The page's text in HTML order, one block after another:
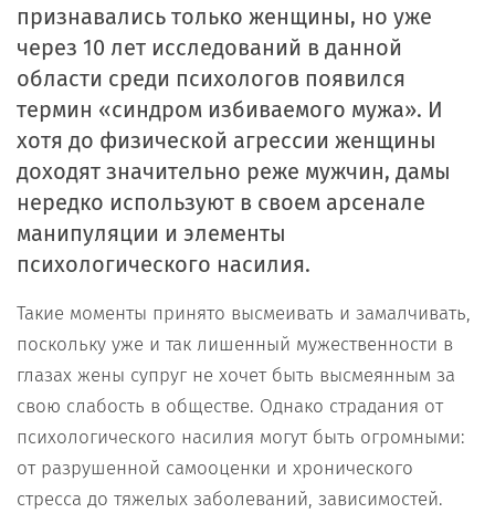
признавались только женщины, но уже
через 10 лет исследований в данной
области среди психологов появился
термин «синдром избиваемого мужа». И
хотя до физической агрессии женщины
доходят значительно реже мужчин, дамы
нередко используют в своем арсенале
манипуляции и элементы
психологического насилия.
Такие моменты принято высмеивать и замалчивать,
поскольку уже и так лишенный мужественности в
глазах жены супруг не хочет быть высмеянным за
свою слабость в обществе. Однако страдания от
психологического насилия могут быть огромными:
от разрушенной самооценки и хронического
стресса до тяжелых заболеваний, зависимостей.